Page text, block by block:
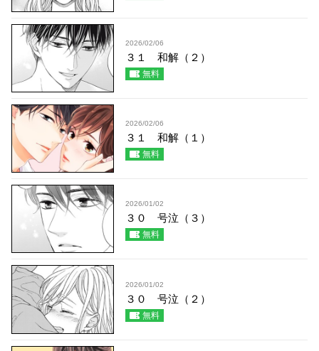
2026/02/06
３１ 和解（２）
無料
2026/02/06
３１ 和解（１）
無料
2026/01/02
３０ 号泣（３）
無料
2026/01/02
３０ 号泣（２）
無料